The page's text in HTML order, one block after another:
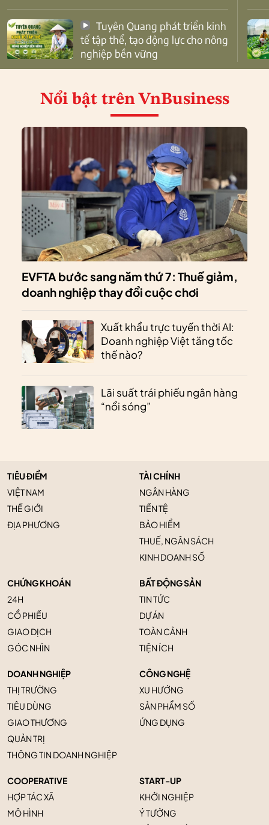
tế tập thể, tạo động lực cho nông
nghiệp bền vững
Nổi bật trên VnBusiness
EVFTA bước sang năm thứ 7: Thuế giảm,
doanh nghiệp thay đổi cuộc chơi
Xuất khẩu trực tuyến thời AI:
Doanh nghiệp Việt tăng tốc
thế nào?
Lãi suất trái phiếu ngân hàng
“nổi sóng”
TIÊU ĐIỂM
VIỆT NAM
THẾ GIỚI
ĐỊA PHƯƠNG
TÀI CHÍNH
NGÂN HÀNG
TIỀN TỆ
BẢO HIỂM
THUẾ, NGÂN SÁCH
KINH DOANH SỐ
CHỨNG KHOÁN
24H
CỔ PHIẾU
GIAO DỊCH
GÓC NHÌN
BẤT ĐỘNG SẢN
TIN TỨC
DỰ ÁN
TOÀN CẢNH
TIỆN ÍCH
DOANH NGHIỆP
THỊ TRƯỜNG
TIÊU DÙNG
GIAO THƯƠNG
QUẢN TRỊ
THÔNG TIN DOANH NGHIỆP
CÔNG NGHỆ
XU HƯỚNG
SẢN PHẨM SỐ
ỨNG DỤNG
COOPERATIVE
HỢP TÁC XÃ
MÔ HÌNH
START-UP
KHỞI NGHIỆP
Ý TƯỞNG